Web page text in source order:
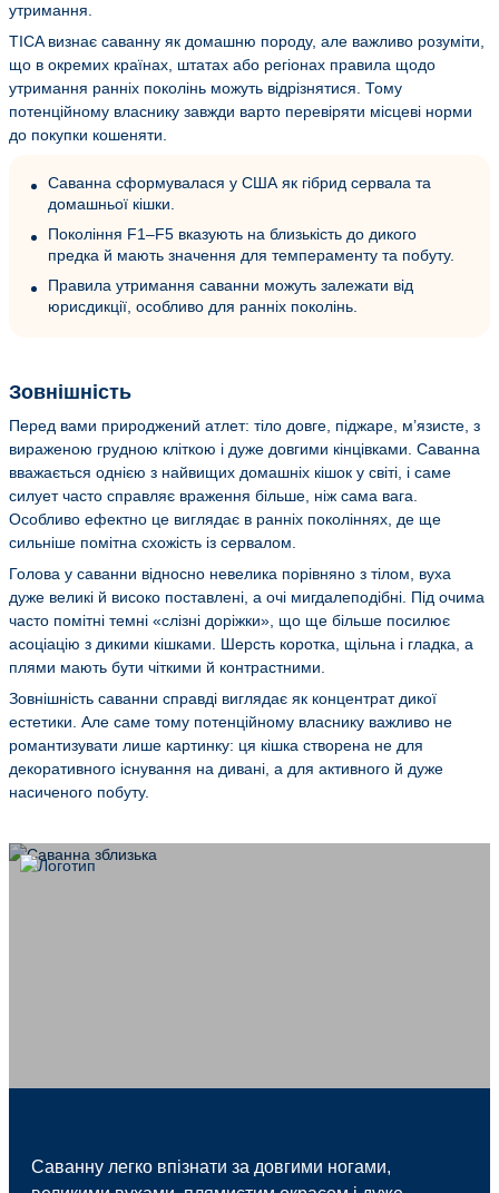
утримання.
TICA визнає саванну як домашню породу, але важливо розуміти,
що в окремих країнах, штатах або регіонах правила щодо
утримання ранніх поколінь можуть відрізнятися. Тому
потенційному власнику завжди варто перевіряти місцеві норми
до покупки кошеняти.
Саванна сформувалася у США як гібрид сервала та
домашньої кішки.
Покоління F1–F5 вказують на близькість до дикого
предка й мають значення для темпераменту та побуту.
Правила утримання саванни можуть залежати від
юрисдикції, особливо для ранніх поколінь.
Зовнішність
Перед вами природжений атлет: тіло довге, піджаре, м’язисте, з
вираженою грудною кліткою і дуже довгими кінцівками. Саванна
вважається однією з найвищих домашніх кішок у світі, і саме
силует часто справляє враження більше, ніж сама вага.
Особливо ефектно це виглядає в ранніх поколіннях, де ще
сильніше помітна схожість із сервалом.
Голова у саванни відносно невелика порівняно з тілом, вуха
дуже великі й високо поставлені, а очі мигдалеподібні. Під очима
часто помітні темні «слізні доріжки», що ще більше посилює
асоціацію з дикими кішками. Шерсть коротка, щільна і гладка, а
плями мають бути чіткими й контрастними.
Зовнішність саванни справді виглядає як концентрат дикої
естетики. Але саме тому потенційному власнику важливо не
романтизувати лише картинку: ця кішка створена не для
декоративного існування на дивані, а для активного й дуже
насиченого побуту.
Саванну легко впізнати за довгими ногами,